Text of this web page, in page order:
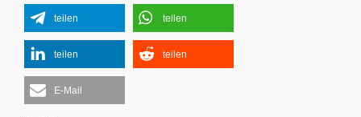
teilen teilen
teilen teilen
E-Mail